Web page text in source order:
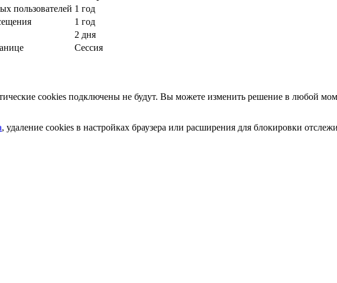
пользователей 1 год
1 год
2 дня
Сессия
cookies подключены не будут. Вы можете изменить решение в любой
, удаление cookies в настройках браузера или расширения для блокировки